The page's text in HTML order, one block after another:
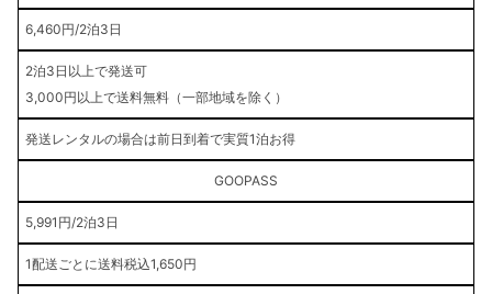
6,460円/2泊3日
2泊3日以上で発送可
3,000円以上で送料無料（一部地域を除く）
発送レンタルの場合は前日到着で実質1泊お得
GOOPASS
5,991円/2泊3日
1配送ごとに送料税込1,650円